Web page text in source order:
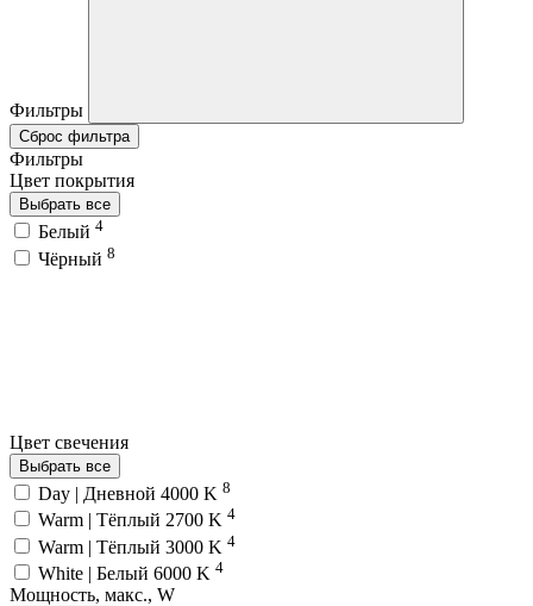
Фильтры
Сброс фильтра
Фильтры
Цвет покрытия
Выбрать все
Белый 4
Чёрный 8
Цвет свечения
Выбрать все
Day | Дневной 4000 K 8
Warm | Тёплый 2700 K 4
Warm | Тёплый 3000 K 4
White | Белый 6000 K 4
Мощность, макс., W